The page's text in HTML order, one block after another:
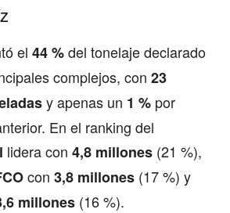
el 44 %del tonelaje declarado
complejos, con 23
y apenas un 1 % por
En el ranking del
lidera con 4,8 millones (21 %),
con 3,8 millones (17 %) y
millones (16 %).